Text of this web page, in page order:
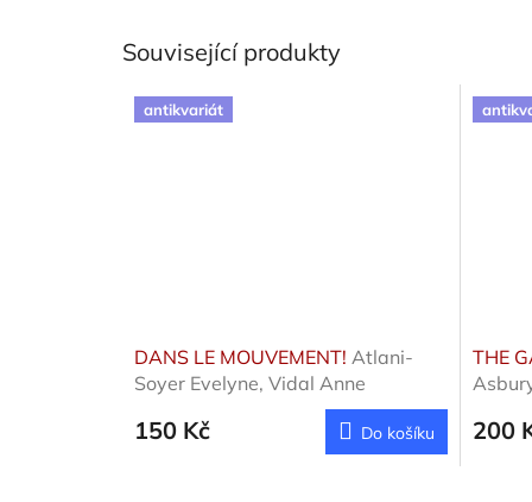
Související produkty
antikvariát
DANS LE MOUVEMENT! Atlani-
Soyer Evelyne, Vidal Anne
150 Kč Do košíku
THE
200